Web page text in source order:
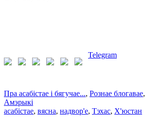
Telegram
Пра асабістае і бягучае..., Рознае блогавае,
Амэрыкі
асабістае, вясна, надвор'е, Тэхас, Х'юстан